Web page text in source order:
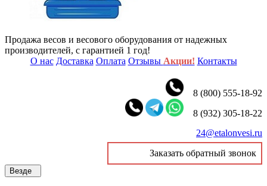
Продажа весов и весового оборудования от надежных
производителей, с гарантией 1 год!
О нас Доставка Оплата Отзывы Акции! Контакты
8 (800) 555-18-92
8 (932) 305-18-22
24@etalonvesi.ru
Заказать обратный звонок
Везде